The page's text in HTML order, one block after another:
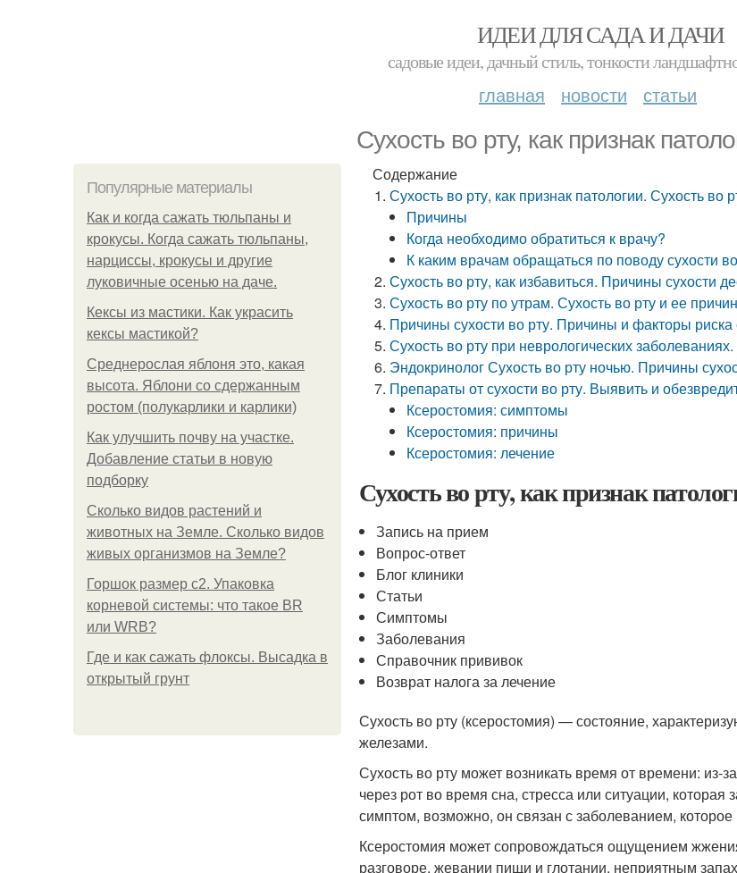
ИДЕИ ДЛЯ САДА И ДАЧИ
садовые идеи, дачный стиль, тонкости
главная новости статьи
Сухость во рту, как признак
Популярные материалы
Как и когда сажать тюльпаны и
крокусы. Когда сажать тюльпаны,
нарциссы, крокусы и другие
луковичные осенью на даче.
Кексы из мастики. Как украсить
кексы мастикой?
Среднерослая яблоня это, какая
высота. Яблони со сдержанным
ростом (полукарлики и карлики)
Как улучшить почву на участке.
Добавление статьи в новую
подборку
Сколько видов растений и
животных на Земле. Сколько видов
живых организмов на Земле?
Горшок размер с2. Упаковка
корневой системы: что такое BR
или WRB?
Где и как сажать флоксы. Высадка в
открытый грунт
Содержание
Сухость во рту, как признак патологии. Сухость во
Причины
Когда необходимо обратиться к врачу?
К каким врачам обращаться по поводу сухости
Сухость во рту, как избавиться. Причины сухости
Сухость во рту по утрам. Сухость во рту и ее
Причины сухости во рту. Причины и факторы риска
Сухость во рту при неврологических
Эндокринолог Сухость во рту ночью. Причины
Препараты от сухости во рту. Выявить и
Ксеростомия: симптомы
Ксеростомия: причины
Ксеростомия: лечение
Сухость во рту, как признак
Запись на прием
Вопрос-ответ
Блог клиники
Статьи
Симптомы
Заболевания
Справочник прививок
Возврат налога за лечение
Сухость во рту (ксеростомия) — состояние,
железами.
Сухость во рту может возникать время от времени:
через рот во время сна, стресса или ситуации,
симптом, возможно, он связан с заболеванием, которое
Ксеростомия может сопровождаться ощущением
разговоре, жевании пищи и глотании, неприятным